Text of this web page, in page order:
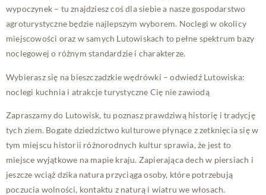
wypoczynek – tu znajdziesz coś dla siebie a nasze gospodarstwo
agroturystyczne będzie najlepszym wyborem. Noclegi w okolicy
miejscowości oraz w samych Lutowiskach to pełne spektrum bazy
noclegowej o różnym standardzie i charakterze.
Wybierasz się na bieszczadzkie wędrówki – odwiedź Lutowiska:
noclegi kuchnia i atrakcje turystyczne Cię nie zawiodą
Zapraszamy do Lutowisk, tu poznasz prawdziwą historię i tradycję
tych ziem. Bogate dziedzictwo kulturowe płynące z zetknięcia się w
tym miejscu historii różnorodnych kultur sprawia, że jest to
miejsce wyjątkowe na mapie kraju. Zapierająca dech w piersiach i
jeszcze wciąż dzika natura przyciąga osoby, które potrzebują
poczucia wolności, kontaktu z naturą i wiatru we włosach.